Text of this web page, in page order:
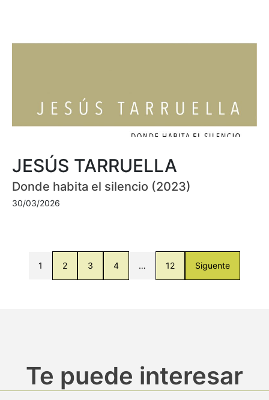
JESÚS TARRUELLA
Donde habita el silencio (2023)
30/03/2026
1 2 3 4 … 12 Siguente
Te puede interesar